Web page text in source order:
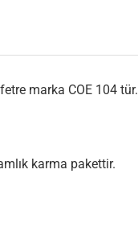
marka COE 104 tür.
karma pakettir.